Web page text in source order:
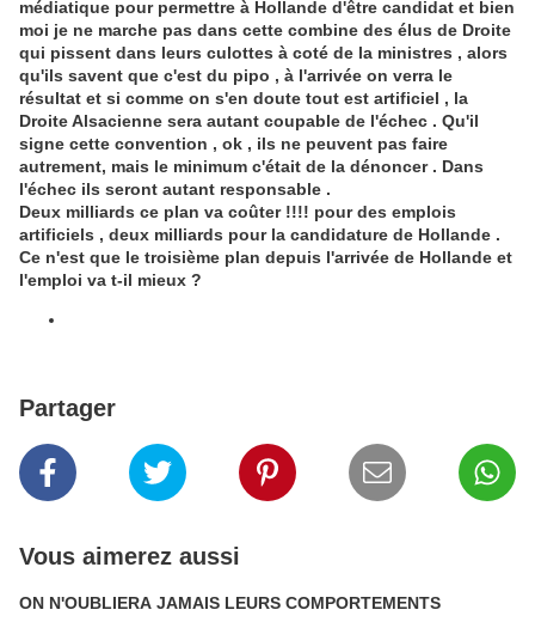
médiatique pour permettre à Hollande d'être candidat et bien
moi je ne marche pas dans cette combine des élus de Droite
qui pissent dans leurs culottes à coté de la ministres , alors
qu'ils savent que c'est du pipo , à l'arrivée on verra le
résultat et si comme on s'en doute tout est artificiel , la
Droite Alsacienne sera autant coupable de l'échec . Qu'il
signe cette convention , ok , ils ne peuvent pas faire
autrement, mais le minimum c'était de la dénoncer . Dans
l'échec ils seront autant responsable .
Deux milliards ce plan va coûter !!!! pour des emplois
artificiels , deux milliards pour la candidature de Hollande .
Ce n'est que le troisième plan depuis l'arrivée de Hollande et
l'emploi va t-il mieux ?
Partager
Vous aimerez aussi
ON N'OUBLIERA JAMAIS LEURS COMPORTEMENTS